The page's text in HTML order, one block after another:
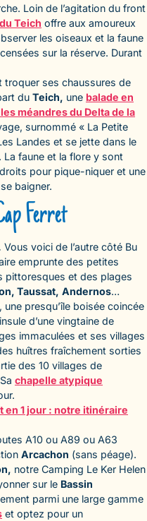
Loin de l’agitation du front
Teich offre aux amoureux
les oiseaux et la faune
sur la réserve. Durant
troquer ses chaussures de
du Teich, une balade en
méandres du Delta de la
surnommé « La Petite
Landes et se jette dans le
La faune et la flore y sont
pour pique-niquer et une
baigner.
Ferret
Vous voici de l’autre côté Bu
emprunte des petites
pittoresques et des plages
Taussat, Andernos…
, une presqu’île boisée coincée
d’une vingtaine de
immaculées et ses villages
huîtres fraîchement sorties
des 10 villages de
chapelle atypique
en 1 jour : notre itinéraire
A10 ou A89 ou A63
Arcachon (sans péage).
notre Camping Le Ker Helen
sur le Bassin
parmi une large gamme
et optez pour un